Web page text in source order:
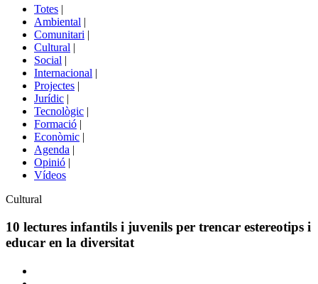
portals
Totes |
Ambiental |
Comunitari |
Cultural |
Social |
Internacional |
Projectes |
Jurídic |
Tecnològic |
Formació |
Econòmic |
Agenda |
Opinió |
Vídeos
Àmbit
la
notícia
Cultural
10 lectures infantils i juvenils per trencar estereotips i
educar en la diversitat
Comparteix